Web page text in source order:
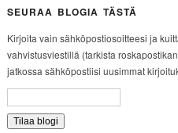
SEURAA BLOGIA TÄSTÄ
Kirjoita vain sähköpostiosoitteesi ja
vahvistusviestillä (tarkista
jatkossa sähköpostiisi uusimmat